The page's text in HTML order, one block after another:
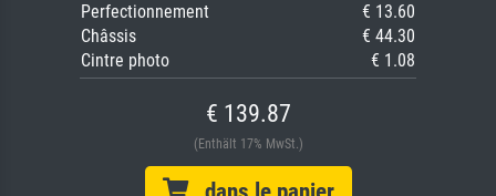
Perfectionnement
€ 13.60
Châssis
€ 44.30
Cintre photo
€ 1.08
€ 139.87
(Enthält 17% MwSt.)